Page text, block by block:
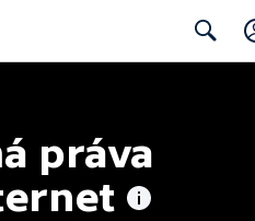
práva